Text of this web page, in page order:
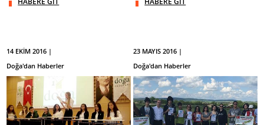
14 EKİM 2016 |
Doğa'dan Haberler
23 MAYIS 2016 |
Doğa'dan Haberler